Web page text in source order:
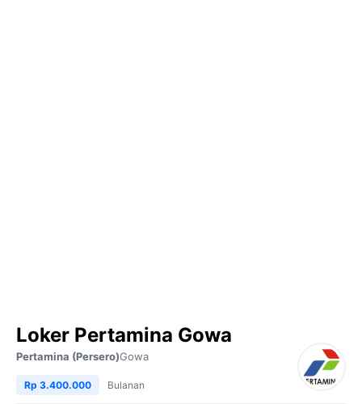
Loker Pertamina Gowa
Pertamina (Persero)Gowa
Rp 3.400.000 Bulanan